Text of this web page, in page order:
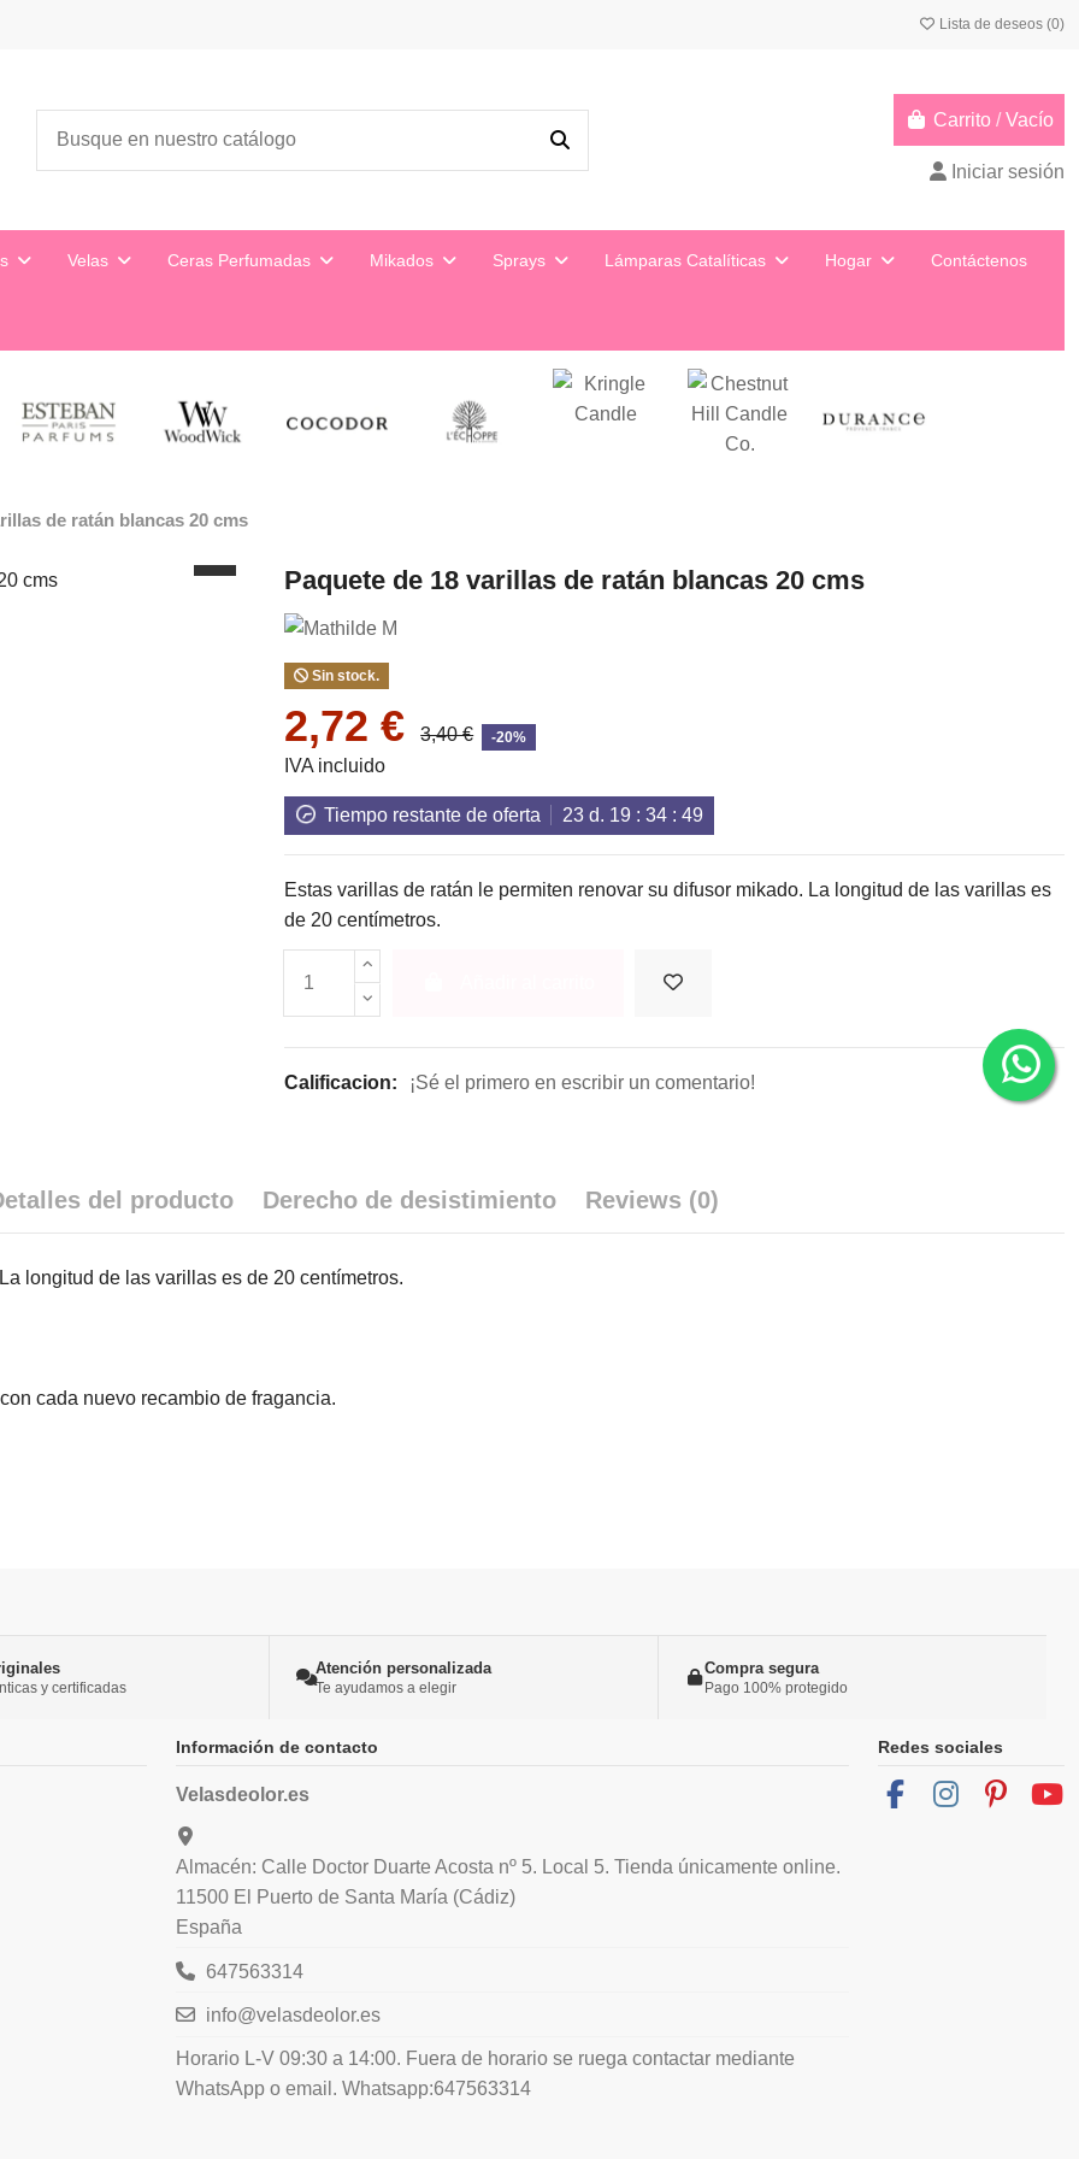
Lista de deseos (0)
Carrito /Vacío
Iniciar sesión
Velas Ceras Perfumadas Mikados Sprays Lámparas Catalíticas Hogar Contáctenos
de ratán blancas 20 cms
Paquete de 18 varillas de ratán blancas 20 cms
Sin stock.
2,72 € 3,40 € -20%
IVA incluido
Tiempo restante de oferta 23d. 19 : 34: 49
Estas varillas de ratán le permiten renovar su difusor mikado. La longitud de las varillas es
de 20 centímetros.
Calificacion: ¡Sé el primero en escribir un comentario!
del producto Derecho de desistimiento Reviews (0)
longitud de las varillas es de 20 centímetros.
cada nuevo recambio de fragancia.
y certificadas
Atención personalizada
Te ayudamos a elegir
Compra segura
Pago 100% protegido
Información de contacto
Velasdeolor.es
Almacén: Calle Doctor Duarte Acosta nº 5. Local 5. Tienda únicamente online.
11500 El Puerto de Santa María (Cádiz)
España
647563314
info@velasdeolor.es
Horario L-V 09:30 a 14:00. Fuera de horario se ruega contactar mediante
WhatsApp o email. Whatsapp:647563314
Redes sociales